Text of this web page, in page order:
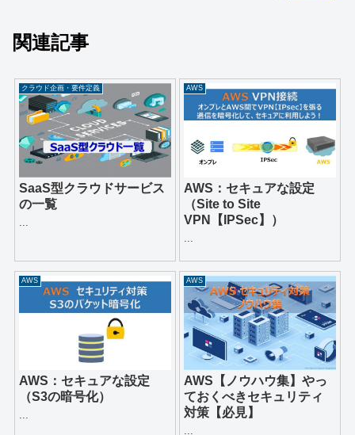
関連記事
クラウド企画・要件定義
SaaS型クラウドサービス
の一覧
AWS
AWS：セキュアな設定
（Site to Site
VPN【IPSec】）
AWS
AWS：セキュアな設定
（S3の暗号化）
AWS
AWS【ノウハウ集】やっ
ておくべきセキュリティ
対策【必見】